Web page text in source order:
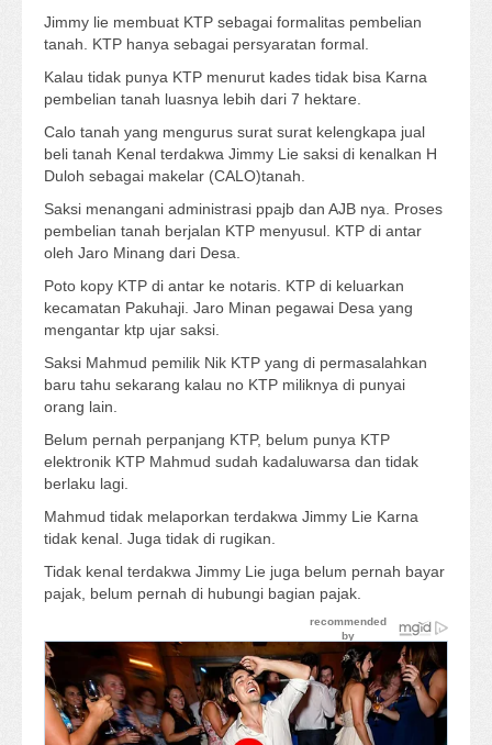
Jimmy lie membuat KTP sebagai formalitas pembelian
tanah. KTP hanya sebagai persyaratan formal.
Kalau tidak punya KTP menurut kades tidak bisa Karna
pembelian tanah luasnya lebih dari 7 hektare.
Calo tanah yang mengurus surat surat kelengkapa jual
beli tanah Kenal terdakwa Jimmy Lie saksi di kenalkan H
Duloh sebagai makelar (CALO)tanah.
Saksi menangani administrasi ppajb dan AJB nya. Proses
pembelian tanah berjalan KTP menyusul. KTP di antar
oleh Jaro Minang dari Desa.
Poto kopy KTP di antar ke notaris. KTP di keluarkan
kecamatan Pakuhaji. Jaro Minan pegawai Desa yang
mengantar ktp ujar saksi.
Saksi Mahmud pemilik Nik KTP yang di permasalahkan
baru tahu sekarang kalau no KTP miliknya di punyai
orang lain.
Belum pernah perpanjang KTP, belum punya KTP
elektronik KTP Mahmud sudah kadaluwarsa dan tidak
berlaku lagi.
Mahmud tidak melaporkan terdakwa Jimmy Lie Karna
tidak kenal. Juga tidak di rugikan.
Tidak kenal terdakwa Jimmy Lie juga belum pernah bayar
pajak, belum pernah di hubungi bagian pajak.